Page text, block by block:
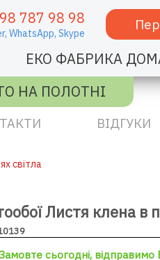
787 98 98
WhatsApp, Skype
ЕКО ФАБРИКА
НА ПОЛОТНІ
ВІДГУКИ
світла
Листя клена в
сьогодні,